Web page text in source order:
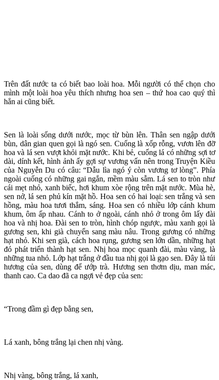
Trên đất nước ta có biết bao loài hoa. Mỗi người có thể chọn cho
mình một loài hoa yêu thích nhưng hoa sen – thứ hoa cao quý thì
hẳn ai cũng biết.
Sen là loài sống dưới nước, mọc từ bùn lên. Thân sen ngập dưới
bùn, dân gian quen gọi là ngó sen. Cuống là xốp rỗng, vươn lên đỡ
hoa và lá sen vượt khỏi mặt nước. Khi bẻ, cuống lá có những sợi tơ
dài, dính kết, hình ảnh ấy gợi sự vương vấn nên trong Truyện Kiều
của Nguyễn Du có câu: “Dẫu lìa ngó ý còn vương tơ lòng”. Phía
ngoài cuống có những gai ngắn, mềm màu sẫm. Lá sen to tròn như
cái mẹt nhỏ, xanh biếc, hơi khum xòe rộng trên mặt nước. Mùa hè,
sen nở, lá sen phủ kín mặt hồ. Hoa sen có hai loại: sen trắng và sen
hồng, màu hoa tươi thắm, sáng. Hoa sen có nhiều lớp cánh khum
khum, ôm ấp nhau. Cánh to ở ngoài, cánh nhỏ ở trong ôm lấy đài
hoa và nhị hoa. Đài sen to tròn, hình chóp ngược, màu xanh gọi là
gương sen, khi già chuyển sang màu nâu. Trong gương có những
hạt nhỏ. Khi sen già, cách hoa rụng, gương sen lớn dần, những hạt
đó phát triển thành hạt sen. Nhị hoa mọc quanh đài, màu vàng, là
những tua nhỏ. Lớp hạt trắng ở đầu tua nhị gọi là gạo sen. Đây là túi
hương của sen, dùng để ướp trà. Hương sen thơm dịu, man mác,
thanh cao. Ca dao đã ca ngợi vẻ đẹp của sen:
“Trong đầm gì đẹp bằng sen,
Lá xanh, bông trắng lại chen nhị vàng.
Nhị vàng, bông trắng, lá xanh,